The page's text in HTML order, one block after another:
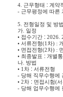
4. 근무형태 : 계약
- 근무평정에 따른
5.
전형일정 및 방법
가. 일정
• 접수기간 : 2026.
• 서류전형(1 차) :
• 면접전형(2차) :
• 최종발표 : 개별
나. 방법
• 1 차 : 서류전형
- 당해 직무수행에
• 2차 : 면접시험(
- 당해 업무수행에